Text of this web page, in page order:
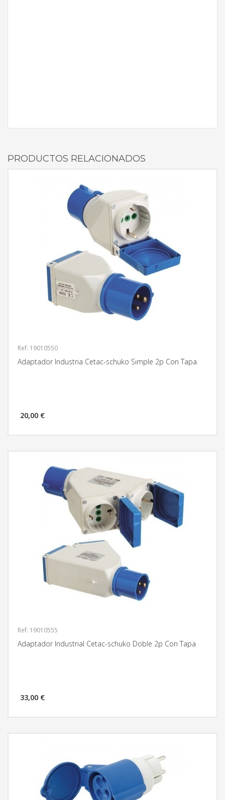
PRODUCTOS RELACIONADOS
Ref: 19010550
Adaptador Industria Cetac-schuko Simple 2p Con Tapa
20,00 €
Ref: 19010555
Adaptador Industrial Cetac-schuko Doble 2p Con Tapa
33,00 €